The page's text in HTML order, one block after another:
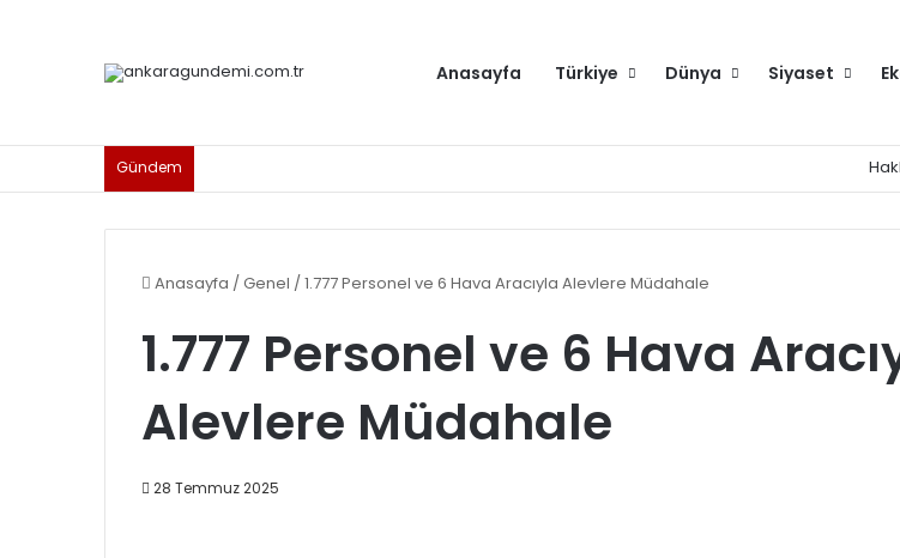
Anasayfa Türkiye Dünya Siyaset
Gündem
Anasayfa /Genel /1.777 Personel ve 6 Hava Aracıyla Alevlere Müdahale
1.777 Personel ve 6 Hava
Alevlere Müdahale
28 Temmuz 2025